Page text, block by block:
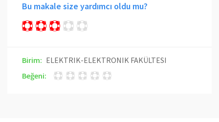
Bu makale size yardımcı oldu mu?
Birim: ELEKTRIK-ELEKTRONIK FAKÜLTESI
Beğeni: